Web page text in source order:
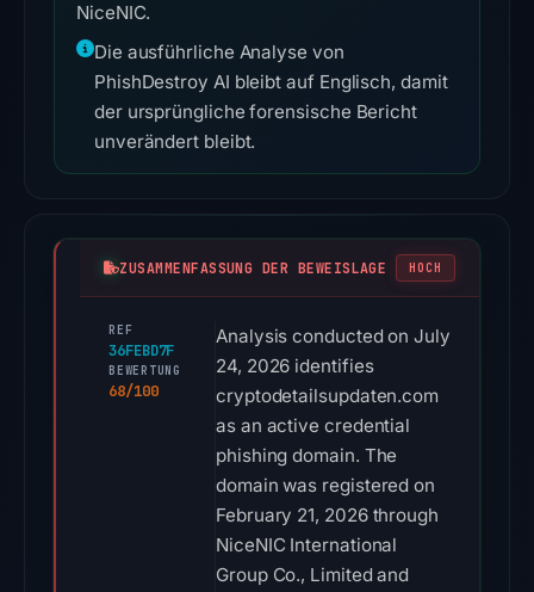
NiceNIC.
Die ausführliche Analyse von
PhishDestroy AI bleibt auf Englisch, damit
der ursprüngliche forensische Bericht
unverändert bleibt.
ZUSAMMENFASSUNG DER BEWEISLAGE HOCH
REF
36FEBD7F
BEWERTUNG
68/100
Analysis conducted on July
24, 2026 identifies
cryptodetailsupdaten.com
as an active credential
phishing domain. The
domain was registered on
February 21, 2026 through
NiceNIC International
Group Co., Limited and